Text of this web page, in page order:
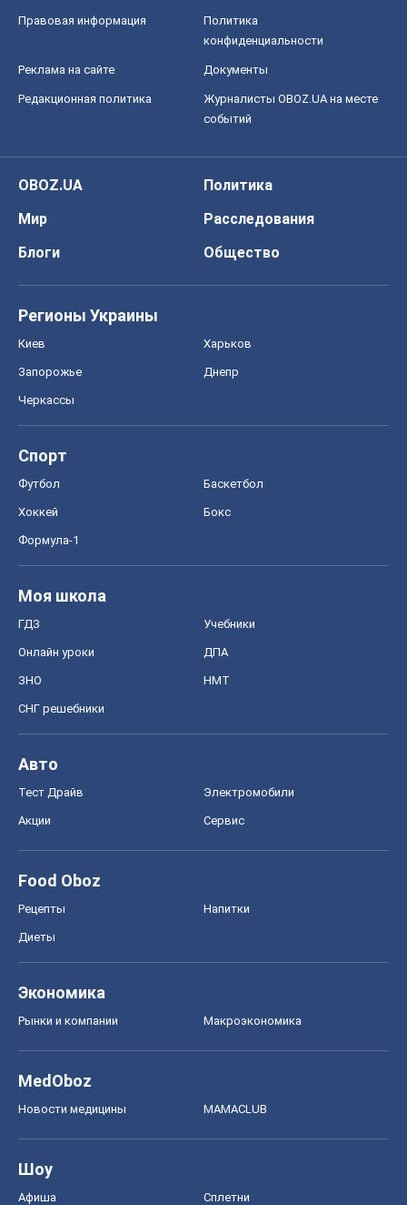
Правовая информация
Политика
конфиденциальности
Реклама на сайте Документы
Редакционная политика
Журналисты OBOZ.UA на месте
событий
OBOZ.UA
Политика
Мир
Расследования
Блоги
Общество
Регионы Украины
Киев Харьков
Запорожье Днепр
Черкассы
Спорт
Футбол Баскетбол
Хоккей Бокс
Формула-1
Моя школа
ГДЗ Учебники
Онлайн уроки ДПА
ЗНО НМТ
СНГ решебники
Авто
Тест Драйв Электромобили
Акции Сервис
Food Oboz
Рецепты Напитки
Диеты
Экономика
Рынки и компании Mакроэкономика
MedOboz
Новости медицины MAMACLUB
Шоу
Афиша Сплетни